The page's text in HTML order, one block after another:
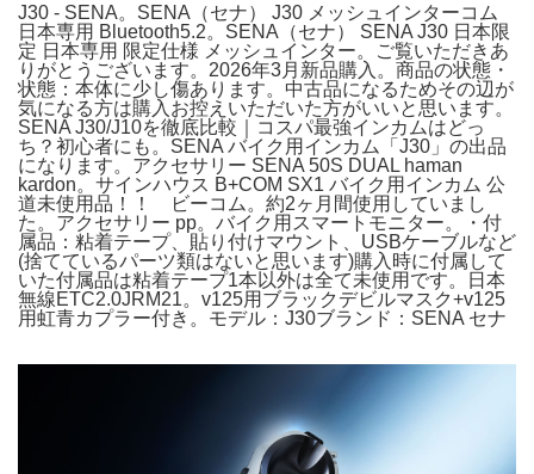
J30 - SENA。SENA（セナ） J30 メッシュインターコム
日本専用 Bluetooth5.2。SENA（セナ） SENA J30 日本限
定 日本専用 限定仕様 メッシュインター。ご覧いただきあ
りがとうございます。2026年3月新品購入。商品の状態・
状態：本体に少し傷あります。中古品になるためその辺が
気になる方は購入お控えいただいた方がいいと思います。
SENA J30/J10を徹底比較｜コスパ最強インカムはどっ
ち？初心者にも。SENA バイク用インカム「J30」の出品
になります。アクセサリー SENA 50S DUAL haman
kardon。サインハウス B+COM SX1 バイク用インカム 公
道未使用品！！ ビーコム。約2ヶ月間使用していまし
た。アクセサリー pp。バイク用スマートモニター。・付
属品：粘着テープ、貼り付けマウント、USBケーブルなど
(捨てているパーツ類はないと思います)購入時に付属して
いた付属品は粘着テープ1本以外は全て未使用です。日本
無線ETC2.0JRM21。v125用ブラックデビルマスク+v125
用虹青カプラー付き。モデル：J30ブランド：SENA セナ